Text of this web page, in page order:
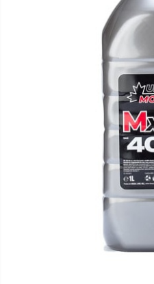
Lichide Suspensie Motociclete
Lichide Întreținere Autoturisme
Lichide Întreținere Camioane
Lichide Întreținere Motociclete
Lichide Întreținere Utilaje